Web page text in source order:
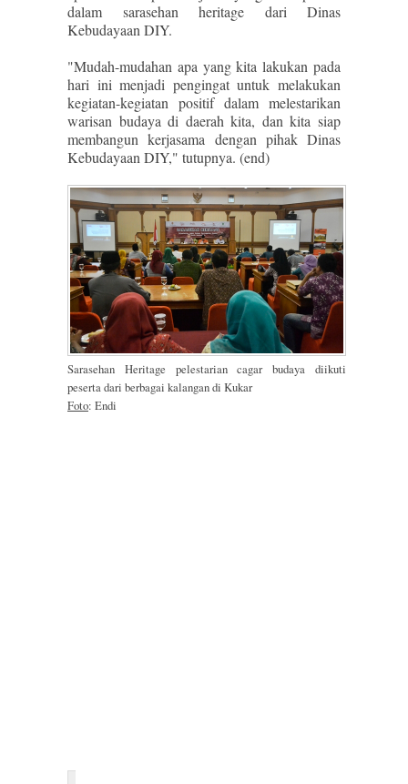
dalam sarasehan heritage dari Dinas
Kebudayaan DIY.
"Mudah-mudahan apa yang kita lakukan pada
hari ini menjadi pengingat untuk melakukan
kegiatan-kegiatan positif dalam melestarikan
warisan budaya di daerah kita, dan kita siap
membangun kerjasama dengan pihak Dinas
Kebudayaan DIY," tutupnya. (end)
Sarasehan Heritage pelestarian cagar budaya diikuti
peserta dari berbagai kalangan di Kukar
Foto: Endi